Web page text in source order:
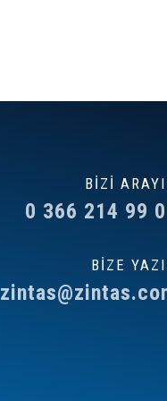
BİZİ
0 366 214 99
BİZE